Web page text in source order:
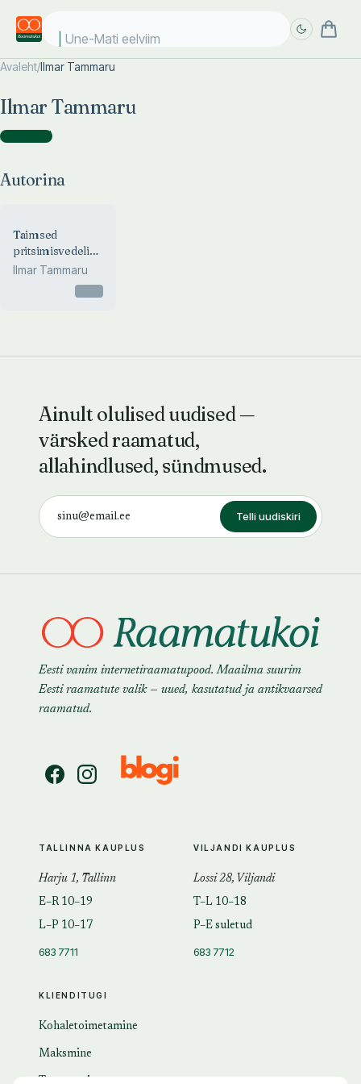
Une-Mati eelviima
Avaleht/Ilmar Tammaru
Ilmar Tammaru
Autorina )
Autorina
Taimsed
pritsimisvedelikud
kahjurite ja
haiguste tõrjeks
Ilmar Tammaru
Ainult olulised uudised —
värsked raamatud,
allahindlused, sündmused.
Telli uudiskiri
Eesti vanim internetiraamatupood. Maailma suurim
Eesti raamatute valik — uued, kasutatud ja antikvaarsed
raamatud.
KLIENDITUGI
Kohaletoimetamine
Maksmine
TALLINNA KAUPLUS
Harju 1, Tallinn
E–R 10–19
L–P 10–17
683 7711
VILJANDI KAUPLUS
Lossi 28, Viljandi
T–L 10–18
P–E suletud
683 7712